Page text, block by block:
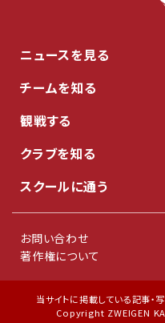
ニュースを見る
チームを知る
観戦する
クラブを知る
スクールに通う
お問い合わせ
著作権について
当サイトに掲載している記事・
Copyright ZWEIGEN